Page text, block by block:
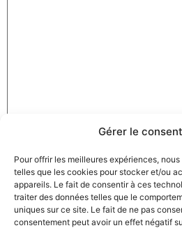
Gérer le
Pour offrir les meilleures expériences,
telles que les cookies pour stocker et/ou
appareils. Le fait de consentir à ces
traiter des données telles que le
uniques sur ce site. Le fait de ne pas
consentement peut avoir un effet négatif
E-mail*